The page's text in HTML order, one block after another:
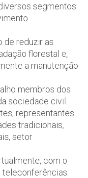
segmentos
de reduzir as
florestal e,
a manutenção
membros dos
sociedade civil
representantes
tradicionais,
setor
com o